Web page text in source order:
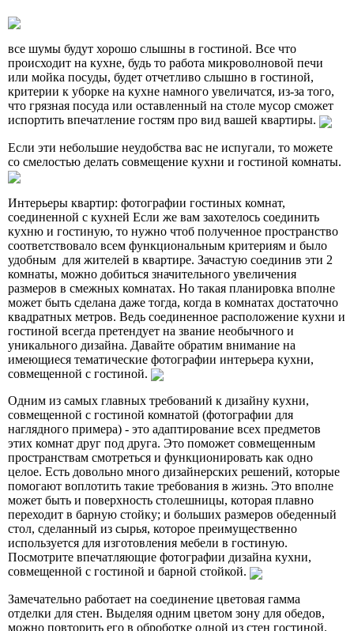
все шумы будут хорошо слышны в гостиной. Все что
происходит на кухне, будь то работа микроволновой печи
или мойка посуды, будет отчетливо слышно в гостиной,
критерии к уборке на кухне намного увеличатся, из-за того,
что грязная посуда или оставленный на столе мусор сможет
испортить впечатление гостям про вид вашей квартиры.
Если эти небольшие неудобства вас не испугали, то можете
со смелостью делать совмещение кухни и гостиной комнаты.
Интерьеры квартир: фотографии гостиных комнат,
соединенной с кухней Если же вам захотелось соединить
кухню и гостиную, то нужно чтоб полученное пространство
соответствовало всем функциональным критериям и было
удобным для жителей в квартире. Зачастую соединив эти 2
комнаты, можно добиться значительного увеличения
размеров в смежных комнатах. Но такая планировка вполне
может быть сделана даже тогда, когда в комнатах достаточно
квадратных метров. Ведь соединенное расположение кухни и
гостиной всегда претендует на звание необычного и
уникального дизайна. Давайте обратим внимание на
имеющиеся тематические фотографии интерьера кухни,
совмещенной с гостиной.
Одним из самых главных требований к дизайну кухни,
совмещенной с гостиной комнатой (фотографии для
наглядного примера) - это адаптирование всех предметов
этих комнат друг под друга. Это поможет совмещенным
пространствам смотреться и функционировать как одно
целое. Есть довольно много дизайнерских решений, которые
помогают воплотить такие требования в жизнь. Это вполне
может быть и поверхность столешницы, которая плавно
переходит в барную стойку; и больших размеров обеденный
стол, сделанный из сырья, которое преимущественно
используется для изготовления мебели в гостиную.
Посмотрите впечатляющие фотографии дизайна кухни,
совмещенной с гостиной и барной стойкой.
Замечательно работает на соединение цветовая гамма
отделки для стен. Выделяя одним цветом зону для обедов,
можно повторить его в оброботке одной из стен гостиной.